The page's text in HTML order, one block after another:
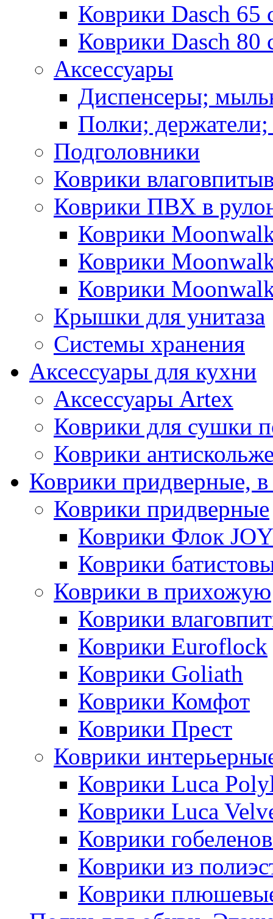
Коврики Dasch 65
Коврики Dasch 80
Аксессуары
Диспенсеры;
Полки;
Подголовники
Коврики
Коврики ПВХ в
Коврики
Коврики
Коврики
Крышки для унитаза
Системы хранения
Аксессуары для кухни
Аксессуары Artex
Коврики для сушки
Коврики
Коврики придверные,
Коврики придверные
Коврики Флок
Коврики
Коврики в прихожую
Коврики
Коврики Euroflock
Коврики Goliath
Коврики Комфот
Коврики Прест
Коврики
Коврики Luca
Коврики Luca
Коврики
Коврики из
Коврики